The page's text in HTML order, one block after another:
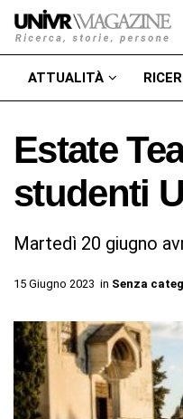
ATTUALITÀ
Estate
studenti
Martedì 20 giugno
15 Giugno 2023 in Senza